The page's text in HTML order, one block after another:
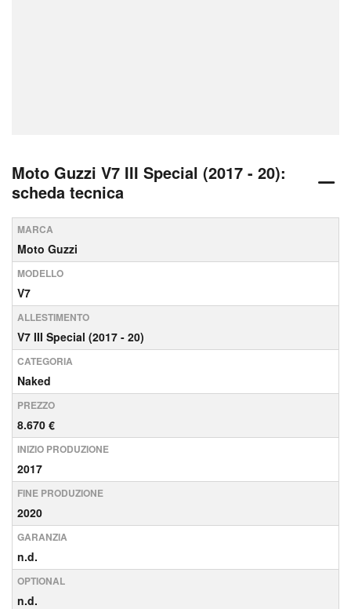
Moto Guzzi V7 III Special (2017 - 20):
scheda tecnica
MARCA
Moto Guzzi
MODELLO
V7
ALLESTIMENTO
V7 III Special (2017 - 20)
CATEGORIA
Naked
PREZZO
8.670 €
INIZIO PRODUZIONE
2017
FINE PRODUZIONE
2020
GARANZIA
n.d.
OPTIONAL
n.d.